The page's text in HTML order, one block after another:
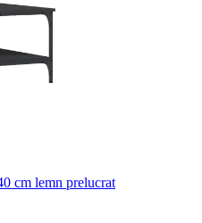
cm lemn prelucrat